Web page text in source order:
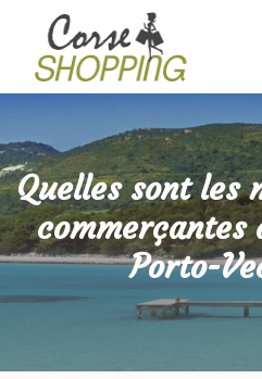
Quelles sont les
Porto-